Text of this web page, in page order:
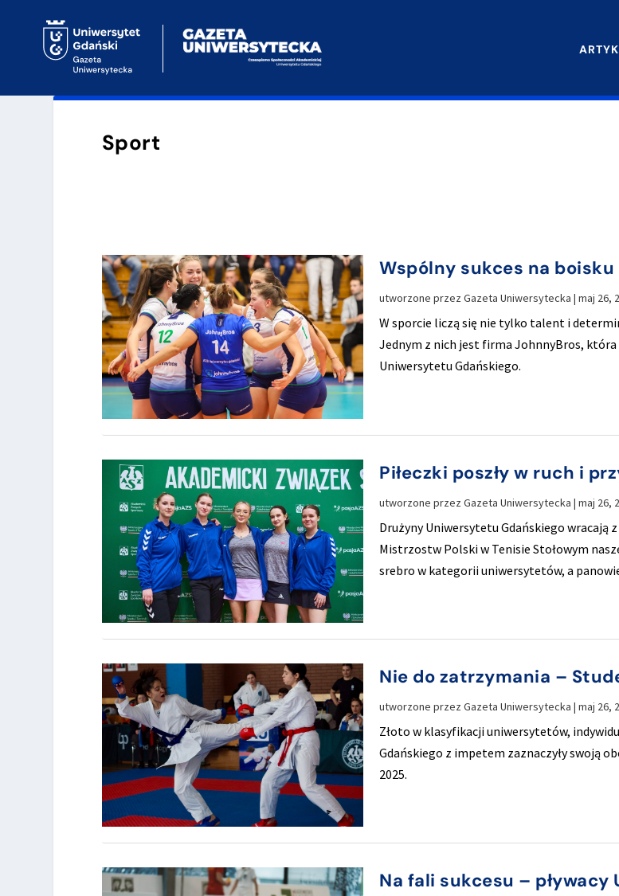
Sport
Wspólny sukces na boisku
utworzone przezGazeta Uniwersytecka |maj 26,
W sporcie liczą się nie tylko talent i
Jednym z nich jest firma JohnnyBros, która
Uniwersytetu Gdańskiego.
Piłeczki poszły w ruch i
utworzone przezGazeta Uniwersytecka |maj 26,
Drużyny Uniwersytetu Gdańskiego wracają
Mistrzostw Polski w Tenisie Stołowym
srebro w kategorii uniwersytetów, a
Nie do zatrzymania –
utworzone przezGazeta Uniwersytecka |maj 26,
Złoto w klasyfikacji uniwersytetów,
Gdańskiego z impetem zaznaczyły swoją
2025.
Na fali sukcesu – pływacy